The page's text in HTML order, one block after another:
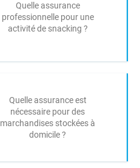
Quelle assurance
professionnelle pour une
activité de snacking ?
Quelle assurance est
nécessaire pour des
marchandises stockées à
domicile ?